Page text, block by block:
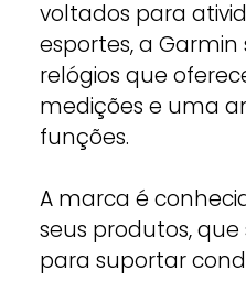
voltados para
esportes, a
relógios que
medições e uma
funções.
A marca é
seus produtos,
para suportar